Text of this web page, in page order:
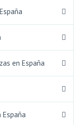
en España
España